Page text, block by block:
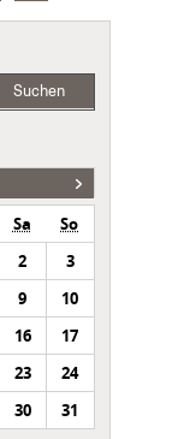
Suchen
Sa
So
2
3
9
10
16
17
23
24
30 31